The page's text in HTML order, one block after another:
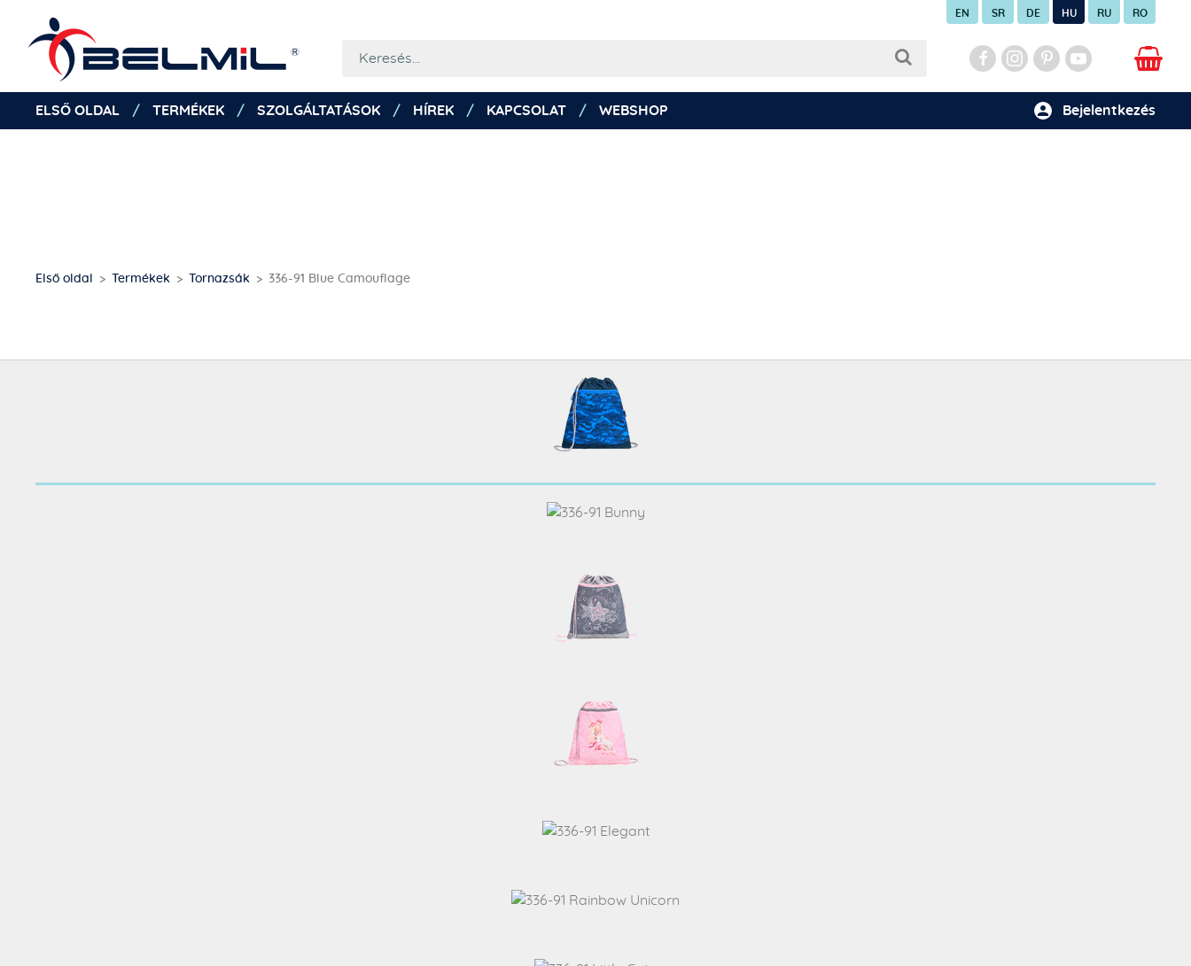
EN SR DE HU RU RO
ELSŐ OLDAL TERMÉKEK SZOLGÁLTATÁSOK HÍREK KAPCSOLAT WEBSHOP Bejelentkezés
Első oldal Termékek Tornazsák 336-91 Blue Camouflage